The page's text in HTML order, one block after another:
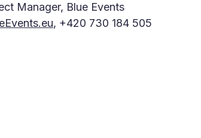
Manager, Blue Events
, +420 730 184 505